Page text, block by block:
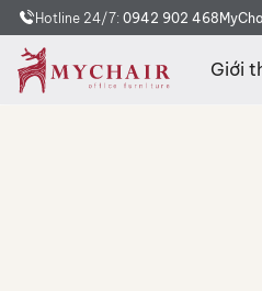
Hotline 24/7: 0942 902 468
Giới